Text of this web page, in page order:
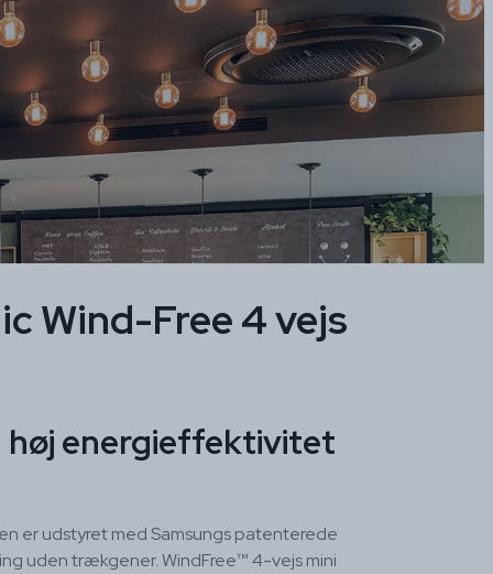
Wind-Free 4 vejs
høj energieffektivitet
er udstyret med Samsungs patenterede
uden trækgener. WindFree™ 4-vejs mini